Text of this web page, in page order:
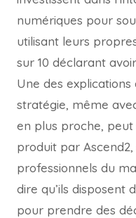
numériques pour
utilisant leurs
sur 10 déclarant
Une des
stratégie, même
en plus proche,
produit par
professionnels du
dire qu’ils disposent
pour prendre des